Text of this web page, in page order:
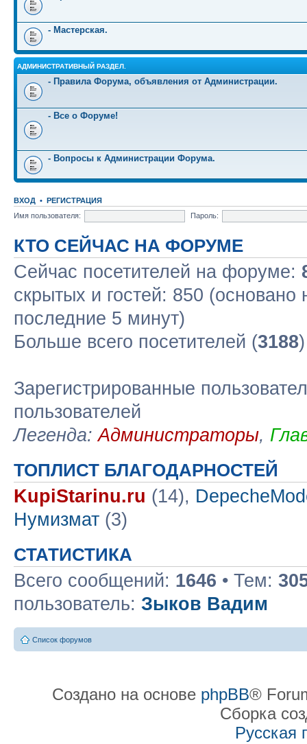
- Мастерская.
АДМИНИСТРАТИВНЫЙ РАЗДЕЛ.
- Правила Форума, объявления от Администрации.
- Все о Форуме!
- Вопросы к Администрации Форума.
ВХОД • РЕГИСТРАЦИЯ
Имя пользователя:
Пароль:
КТО СЕЙЧАС НА ФОРУМЕ
Сейчас посетителей на форуме:
скрытых и гостей: 850 (основано
последние 5 минут)
Больше всего посетителей (3188
Зарегистрированные
пользователей
Легенда:Администраторы,
ТОПЛИСТ БЛАГОДАРНОСТЕЙ
KupiStarinu.ru (14),
Нумизмат (3)
СТАТИСТИКА
Всего сообщений: 1646 • Тем:
пользователь: Зыков Вадим
Список форумов
Создано на основе phpBB®
Сборка
Русская